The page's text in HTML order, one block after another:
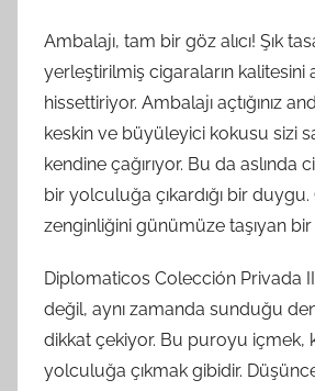
Ambalajı, tam bir göz alıcı! Şık
yerleştirilmiş cigaraların kalitesini
hissettiriyor. Ambalajı açtığınız
keskin ve büyüleyici kokusu sizi
kendine çağırıyor. Bu da aslında
bir yolculuğa çıkardığı bir
zenginliğini günümüze taşıyan
Diplomaticos Colección Privada
değil, aynı zamanda sunduğu
dikkat çekiyor. Bu puroyu içmek,
yolculuğa çıkmak gibidir.